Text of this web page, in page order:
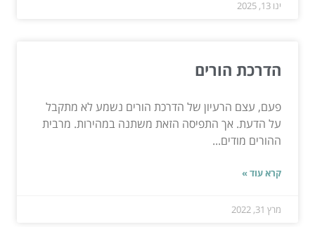
ינו 13, 2025
הדרכת הורים
פעם, עצם הרעיון של הדרכת הורים נשמע לא מתקבל
על הדעת. אך התפיסה הזאת משתנה במהירות. מרבית
ההורים מודים...
קרא עוד »
מרץ 31, 2022